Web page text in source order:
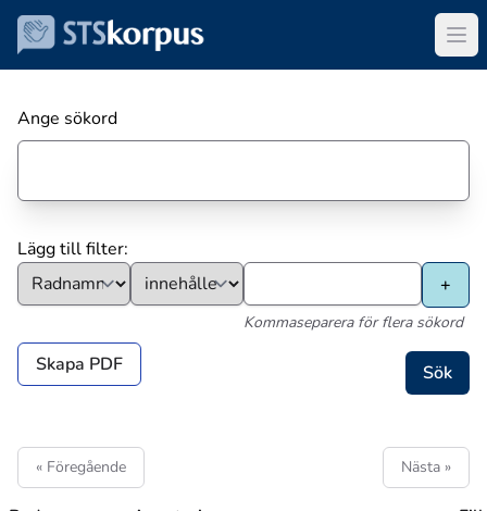
Ange sökord
Lägg till filter:
Kommaseparera för flera sökord
Skapa PDF
« Föregående Nästa »